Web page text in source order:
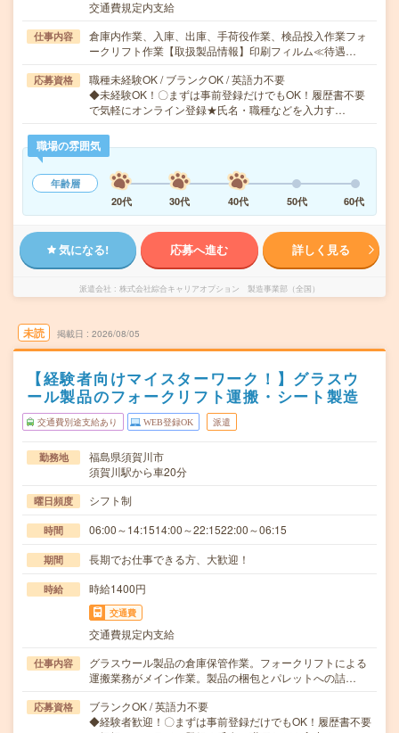
交通費規定内支給
仕事内容
倉庫内作業、入庫、出庫、手荷役作業、検品投入作業フォ
ークリフト作業【取扱製品情報】印刷フィルム≪待遇…
応募資格
職種未経験OK / ブランクOK / 英語力不要
◆未経験OK！〇まずは事前登録だけでもOK！履歴書不要
で気軽にオンライン登録★氏名・職種などを入力す…
職場の雰囲気
年齢層
20代
30代 40代 50代 60代
気になる! 応募へ進む 詳しく見る
派遣会社 株式会社綜合キャリアオプション 製造事業部（全国）
未読 掲載日 2026/08/05
【経験者向けマイスターワーク！】グラスウ
ール製品のフォークリフト運搬・シート製造
交通費別途支給あり WEB登録OK 派遣
勤務地
福島県須賀川市
須賀川駅から車20分
曜日頻度 シフト制
時間 06:00～14:1514:00～22:1522:00～06:15
期間 長期でお仕事できる方、大歓迎！
時給 時給1400円
交通費
交通費規定内支給
仕事内容
グラスウール製品の倉庫保管作業。フォークリフトによる
運搬業務がメイン作業。製品の梱包とパレットへの詰…
応募資格
ブランクOK / 英語力不要
◆経験者歓迎！〇まずは事前登録だけでもOK！履歴書不要